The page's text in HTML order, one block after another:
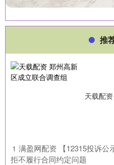
推
天载配
1 满盈网配资 【12315投诉公
拒不履行合同约定问题